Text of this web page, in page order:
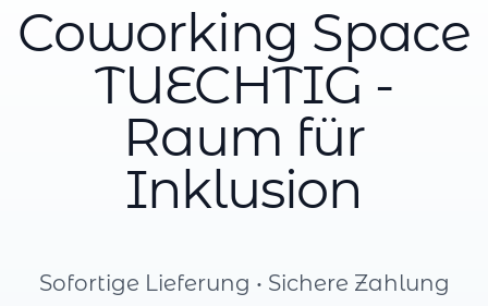
Coworking Space
TUECHTIG -
Raum für
Inklusion
Sofortige Lieferung • Sichere Zahlung